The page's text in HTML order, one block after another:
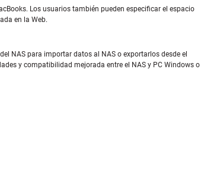
Los usuarios también pueden especificar el espacio
en la Web.
NAS para importar datos al NAS o exportarlos desde el
y compatibilidad mejorada entre el NAS y PC Windows o